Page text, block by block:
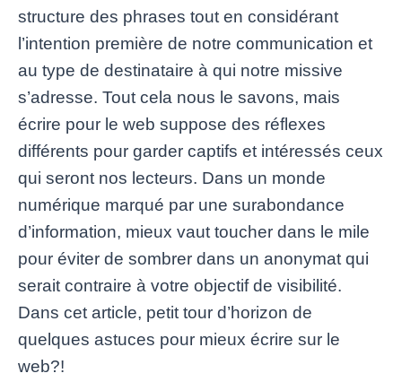
structure des phrases tout en considérant
l’intention première de notre communication et
au type de destinataire à qui notre missive
s’adresse. Tout cela nous le savons, mais
écrire pour le web suppose des réflexes
différents pour garder captifs et intéressés ceux
qui seront nos lecteurs. Dans un monde
numérique marqué par une surabondance
d’information, mieux vaut toucher dans le mile
pour éviter de sombrer dans un anonymat qui
serait contraire à votre objectif de visibilité.
Dans cet article, petit tour d’horizon de
quelques astuces pour mieux écrire sur le
web?!